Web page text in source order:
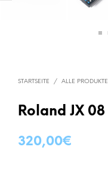
STARTSEITE / ALLE PRODUKTE
Roland JX 08
320,00€